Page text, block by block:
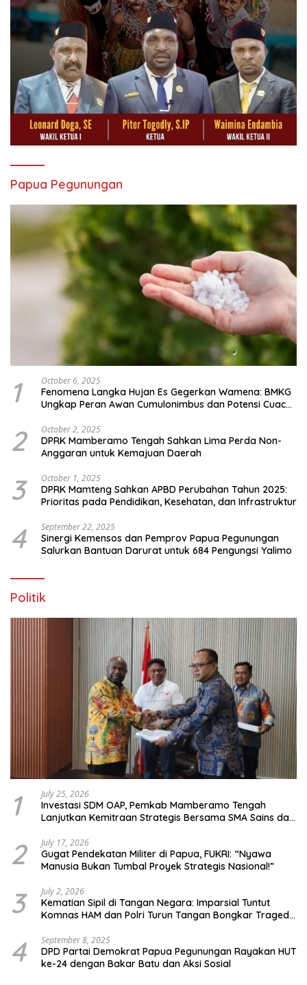
Papua Pegunungan
1 October 6, 2025
Fenomena Langka Hujan Es Gegerkan Wamena: BMKG
Ungkap Peran Awan Cumulonimbus dan Potensi Cuaca
2 October 2, 2025
DPRK Mamberamo Tengah Sahkan Lima Perda Non-
Anggaran untuk Kemajuan Daerah
3 October 1, 2025
DPRK Mamteng Sahkan APBD Perubahan Tahun 2025:
Prioritas pada Pendidikan, Kesehatan, dan Infrastruktur
4 September 22, 2025
Sinergi Kemensos dan Pemprov Papua Pegunungan
Salurkan Bantuan Darurat untuk 684 Pengungsi Yalimo
Politik
1 July 25, 2026
Investasi SDM OAP, Pemkab Mamberamo Tengah
Lanjutkan Kemitraan Strategis Bersama SMA Sains dan
2 July 17, 2026
Gugat Pendekatan Militer di Papua, FUKRI: “Nyawa
Manusia Bukan Tumbal Proyek Strategis Nasional!”
3 July 2, 2026
Kematian Sipil di Tangan Negara: Imparsial Tuntut
Komnas HAM dan Polri Turun Tangan Bongkar Tragedi
4 September 8, 2025
DPD Partai Demokrat Papua Pegunungan Rayakan HUT
ke-24 dengan Bakar Batu dan Aksi Sosial